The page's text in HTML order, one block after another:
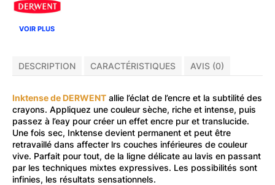
VOIR PLUS
DESCRIPTION CARACTÉRISTIQUES AVIS (0)
Inktense de DERWENT allie l’éclat de l’encre et la subtilité des
crayons. Appliquez une couleur sèche, riche et intense, puis
passez à l’eay pour créer un effet encre pur et translucide.
Une fois sec, Inktense devient permanent et peut être
retravaillé dans affecter lrs couches inférieures de couleur
vive. Parfait pour tout, de la ligne délicate au lavis en passant
par les techniques mixtes expressives. Les possibilités sont
infinies, les résultats sensationnels.